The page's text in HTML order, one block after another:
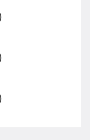
nâng cấp
4K sắc nét,
ấn tượng.